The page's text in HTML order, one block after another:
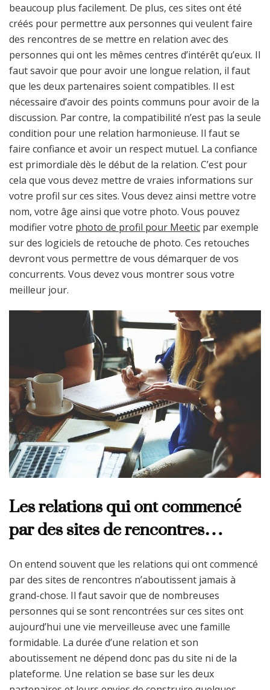
beaucoup plus facilement. De plus, ces sites ont été
créés pour permettre aux personnes qui veulent faire
des rencontres de se mettre en relation avec des
personnes qui ont les mêmes centres d’intérêt qu’eux. Il
faut savoir que pour avoir une longue relation, il faut
que les deux partenaires soient compatibles. Il est
nécessaire d’avoir des points communs pour avoir de la
discussion. Par contre, la compatibilité n’est pas la seule
condition pour une relation harmonieuse. Il faut se
faire confiance et avoir un respect mutuel. La confiance
est primordiale dès le début de la relation. C’est pour
cela que vous devez mettre de vraies informations sur
votre profil sur ces sites. Vous devez ainsi mettre votre
nom, votre âge ainsi que votre photo. Vous pouvez
modifier votre photo de profil pour Meetic par exemple
sur des logiciels de retouche de photo. Ces retouches
devront vous permettre de vous démarquer de vos
concurrents. Vous devez vous montrer sous votre
meilleur jour.
Les relations qui ont commencé
par des sites de rencontres…
On entend souvent que les relations qui ont commencé
par des sites de rencontres n’aboutissent jamais à
grand-chose. Il faut savoir que de nombreuses
personnes qui se sont rencontrées sur ces sites ont
aujourd’hui une vie merveilleuse avec une famille
formidable. La durée d’une relation et son
aboutissement ne dépend donc pas du site ni de la
plateforme. Une relation se base sur les deux